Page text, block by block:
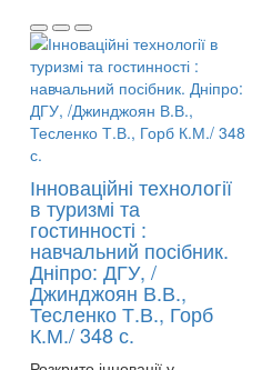
Інноваційні технології
в туризмі та
гостинності :
навчальний посібник.
Дніпро: ДГУ, /
Джинджоян В.В.,
Тесленко Т.В., Горб
К.М./ 348 с.